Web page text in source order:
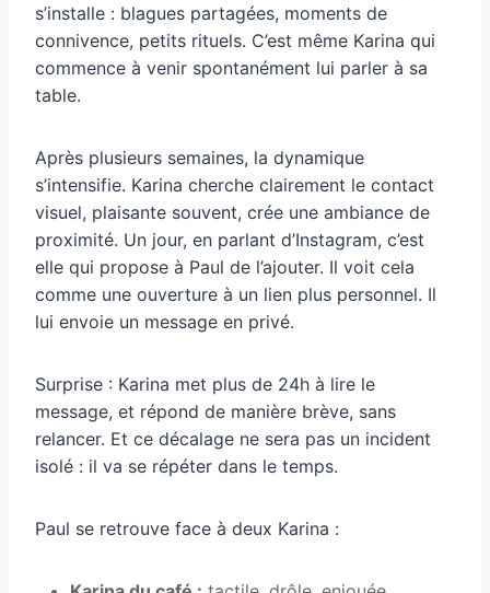
s’installe : blagues partagées, moments de
connivence, petits rituels. C’est même Karina qui
commence à venir spontanément lui parler à sa
table.
Après plusieurs semaines, la dynamique
s’intensifie. Karina cherche clairement le contact
visuel, plaisante souvent, crée une ambiance de
proximité. Un jour, en parlant d’Instagram, c’est
elle qui propose à Paul de l’ajouter. Il voit cela
comme une ouverture à un lien plus personnel. Il
lui envoie un message en privé.
Surprise : Karina met plus de 24h à lire le
message, et répond de manière brève, sans
relancer. Et ce décalage ne sera pas un incident
isolé : il va se répéter dans le temps.
Paul se retrouve face à deux Karina :